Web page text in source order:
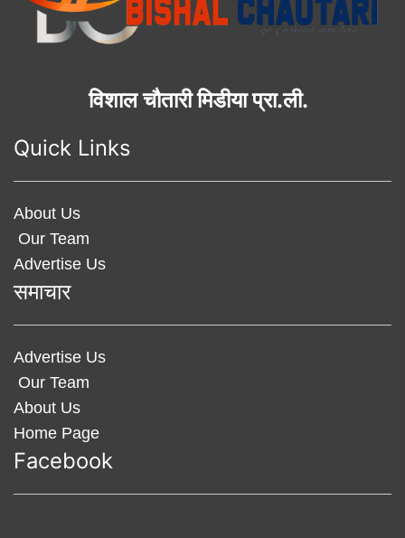
विशाल चौतारी मिडीया प्रा.ली.
Quick Links
About Us
Our Team
Advertise Us
समाचार
Advertise Us
Our Team
About Us
Home Page
Facebook